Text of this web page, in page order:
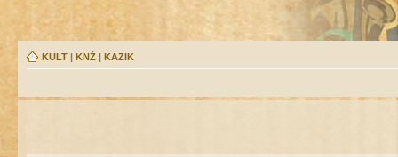
KULT | KNŻ | KAZIK